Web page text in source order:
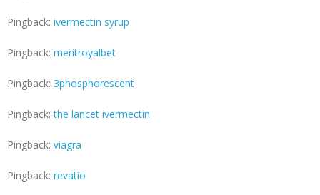
Pingback: ivermectin syrup
Pingback: meritroyalbet
Pingback: 3phosphorescent
Pingback:the lancet ivermectin
Pingback: viagra
Pingback: revatio